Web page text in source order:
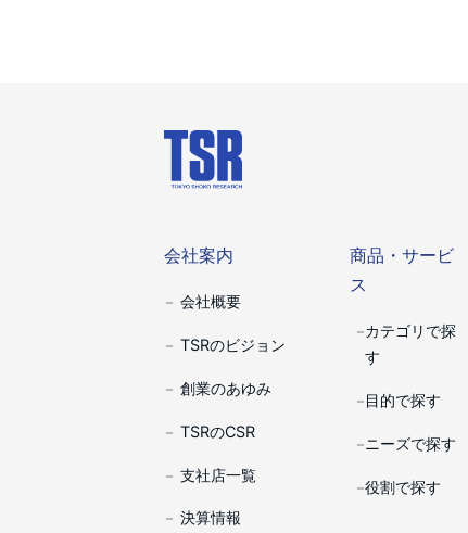
会社案内
会社概要
TSRのビジョン
創業のあゆみ
TSRのCSR
支社店一覧
決算情報
商品・サービ
ス
カテゴリで探
す
目的で探す
ニーズで探す
役割で探す